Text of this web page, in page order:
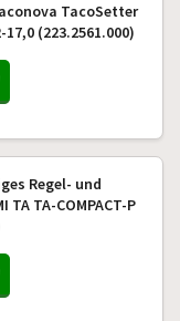
TacoSetter
17,0 (223.2561.000)
Regel- und
TA-COMPACT-P